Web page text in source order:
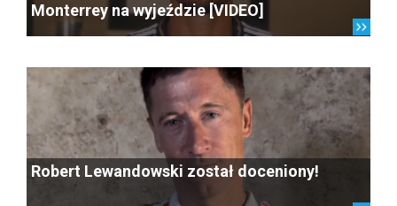
Monterrey na wyjeździe [VIDEO]
Robert Lewandowski został doceniony!